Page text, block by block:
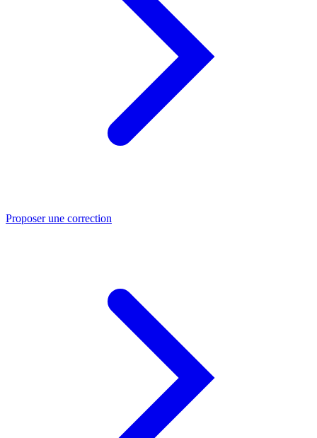
Proposer une correction